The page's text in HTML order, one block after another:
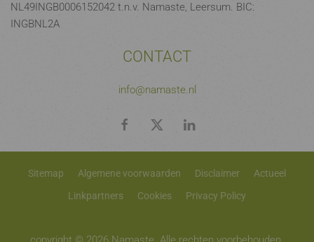
NL49INGB0006152042 t.n.v. Namaste, Leersum. BIC:
INGBNL2A
CONTACT
info@namaste.nl
Sitemap Algemene voorwaarden Disclaimer
Actueel
Linkpartners
Cookies Privacy Policy